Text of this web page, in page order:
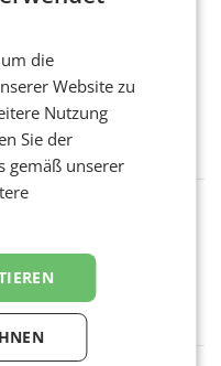
- Presserat
Berichterstattung
fordert Medienvertreter
zu den
um das Ableben des Ex-
Christian
Vorwürfe
beschäftigen derzeit den
soll im Stiftungsrat über
Chef Clemens Pig
Besetzungen für die
werden.
die
Website zu
Nutzung
Sie der
gemäß unserer